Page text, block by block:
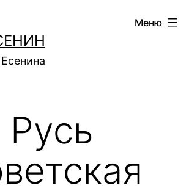
Меню
Русь